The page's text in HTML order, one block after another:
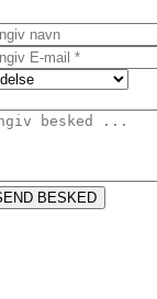
BESKED